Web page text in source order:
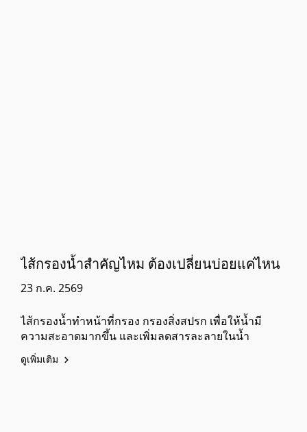
ไส้กรองน้ำสำคัญไหม ต้องเปลี่ยนบ่อยแค่ไหน
23 ก.ค. 2569
ไส้กรองน้ำทำหน้าที่กรอง กรองสิ่งสปรก เพื่อให้น้ำมี
ความสะอาดมากขึ้น และเพิ่มลดสารละลายในน้ำ
ดูเพิ่มเติม